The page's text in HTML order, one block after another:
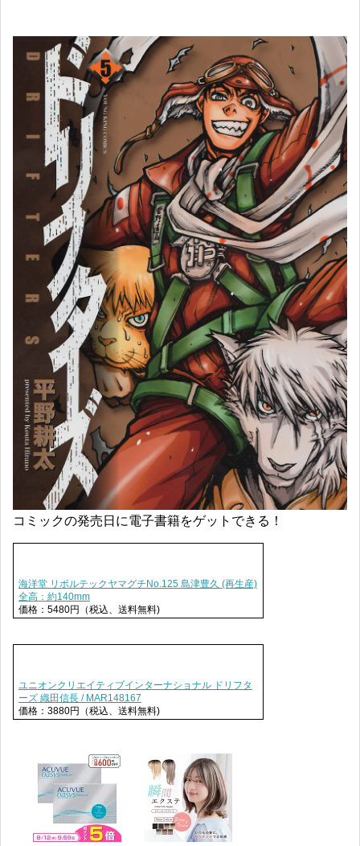
コミックの発売日に電子書籍をゲットできる！
海洋堂 リボルテックヤマグチNo.125 島津豊久 (再生産)
全高：約140mm
価格：5480円（税込、送料無料)
ユニオンクリエイティブインターナショナル ドリフタ
ーズ 織田信長 / MAR148167
価格：3880円（税込、送料無料)